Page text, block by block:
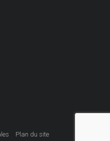
Plan du site